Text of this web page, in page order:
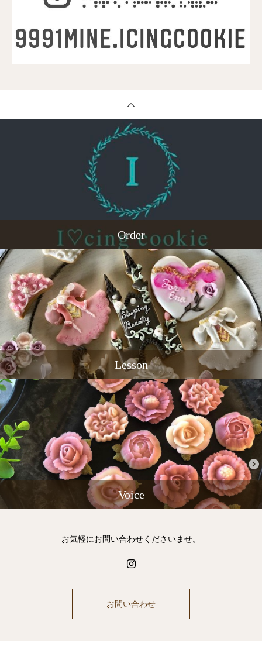
Order
Lesson
Voice
お気軽にお問い合わせくださいませ。
お問い合わせ